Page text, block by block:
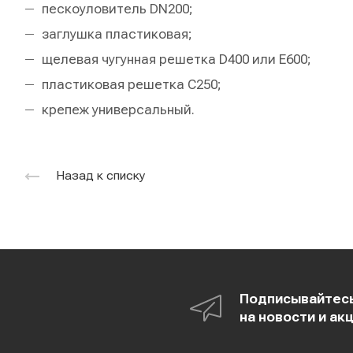
пескоуловитель DN200;
заглушка пластиковая;
щелевая чугунная решетка D400 или Е600;
пластиковая решетка С250;
крепеж универсальный.
Назад к списку
на новости и